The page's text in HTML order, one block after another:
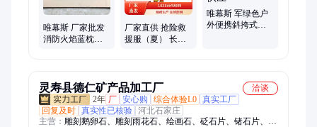
唯幕斯 厂家批发
消防火焰蓝枕头
厂家直供 抢险救
援服（夏） 长袖
唯幕斯 军绿色户
外便携斜挎式扁
灵寿县德仁矿产品加工厂
洽谈
2年 厂 安心购 综合体验L0 真实工厂
回复及时 真实性已核验 河北石家庄
主营： 雕刻鹅卵石、雕刻雨花石、绘画石、砭石片、锗石片、电